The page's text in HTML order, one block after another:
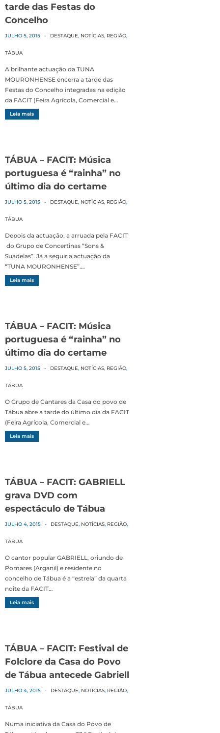
tarde das Festas do
Concelho
JULHO 5, 2015 - DESTAQUE, NOTÍCIAS, REGIÃO,
TÁBUA
A brilhante actuação da TUNA
MOURONHENSE encerra a tarde das
Festas do Concelho integradas na edição
da FACIT (Feira Agrícola, Comercial e…
Leia mais
TÁBUA – FACIT: Música
portuguesa é “rainha” no
último dia do certame
JULHO 5, 2015 - DESTAQUE, NOTÍCIAS, REGIÃO,
TÁBUA
Depois da actuação, a arruada pela FACIT
do Grupo de Concertinas “Sons &
Suadelas”. Já a seguir a actuação da
“TUNA MOURONHENSE”….
Leia mais
TÁBUA – FACIT: Música
portuguesa é “rainha” no
último dia do certame
JULHO 5, 2015 - DESTAQUE, NOTÍCIAS, REGIÃO,
TÁBUA
O Grupo de Cantares da Casa do povo de
Tábua abre a tarde do último dia da FACIT
(Feira Agrícola, Comercial e…
Leia mais
TÁBUA – FACIT: GABRIELL
grava DVD com
espectáculo de Tábua
JULHO 4, 2015 - DESTAQUE, NOTÍCIAS, REGIÃO,
TÁBUA
O cantor popular GABRIELL, oriundo de
Pomares (Arganil) e residente no
concelho de Tábua é a “estrela” da quarta
noite da FACIT…
Leia mais
TÁBUA – FACIT: Festival de
Folclore da Casa do Povo
de Tábua antecede Gabriell
JULHO 4, 2015 - DESTAQUE, NOTÍCIAS, REGIÃO,
TÁBUA
Numa iniciativa da Casa do Povo de